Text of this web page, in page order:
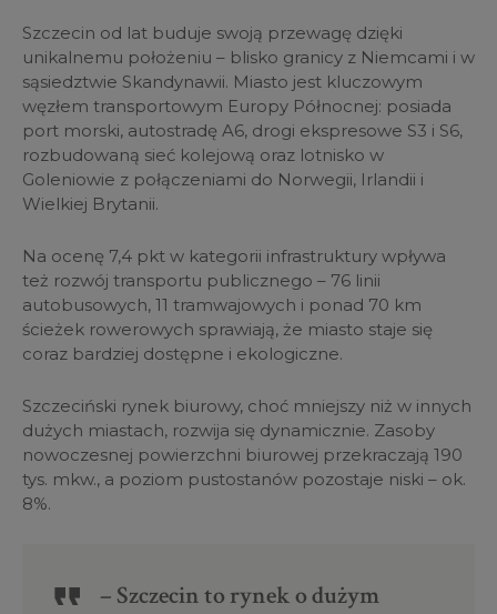
Szczecin od lat buduje swoją przewagę dzięki
unikalnemu położeniu – blisko granicy z Niemcami i w
sąsiedztwie Skandynawii. Miasto jest kluczowym
węzłem transportowym Europy Północnej: posiada
port morski, autostradę A6, drogi ekspresowe S3 i S6,
rozbudowaną sieć kolejową oraz lotnisko w
Goleniowie z połączeniami do Norwegii, Irlandii i
Wielkiej Brytanii.
Na ocenę 7,4 pkt w kategorii infrastruktury wpływa
też rozwój transportu publicznego – 76 linii
autobusowych, 11 tramwajowych i ponad 70 km
ścieżek rowerowych sprawiają, że miasto staje się
coraz bardziej dostępne i ekologiczne.
Szczeciński rynek biurowy, choć mniejszy niż w innych
dużych miastach, rozwija się dynamicznie. Zasoby
nowoczesnej powierzchni biurowej przekraczają 190
tys. mkw., a poziom pustostanów pozostaje niski – ok.
8%.
– Szczecin to rynek o dużym